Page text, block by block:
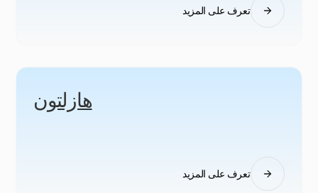
تعرف على المزيد
هازلتون
تعرف على المزيد